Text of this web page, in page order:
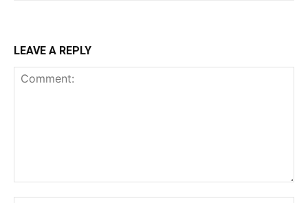
LEAVE A REPLY